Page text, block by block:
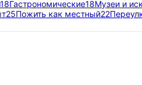
18Гастрономические18Музеи и
25Пожить как местный22